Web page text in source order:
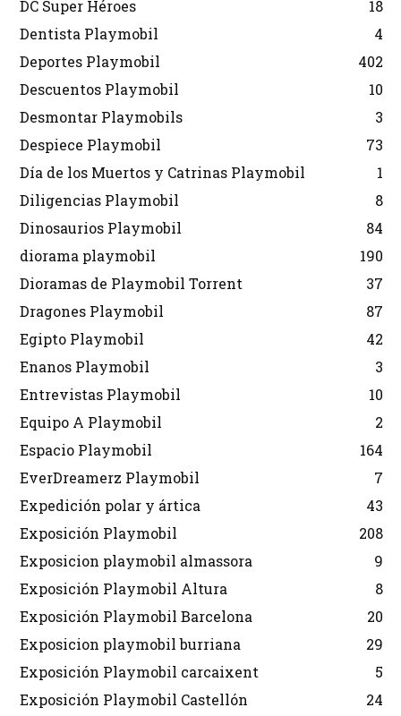
DC Super Héroes
18
Dentista Playmobil
4
Deportes Playmobil
402
Descuentos Playmobil
10
Desmontar Playmobils
3
Despiece Playmobil
73
Día de los Muertos y Catrinas Playmobil
1
Diligencias Playmobil
8
Dinosaurios Playmobil
84
diorama playmobil
190
Dioramas de Playmobil Torrent
37
Dragones Playmobil
87
Egipto Playmobil
42
Enanos Playmobil
3
Entrevistas Playmobil
10
Equipo A Playmobil
2
Espacio Playmobil
164
EverDreamerz Playmobil
7
Expedición polar y ártica
43
Exposición Playmobil
208
Exposicion playmobil almassora
9
Exposición Playmobil Altura
8
Exposición Playmobil Barcelona
20
Exposicion playmobil burriana
29
Exposición Playmobil carcaixent
5
Exposición Playmobil Castellón
24